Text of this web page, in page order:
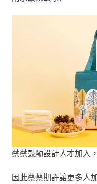
蔡蔡鼓勵設計人才加入
因此蔡蔡期許讓更多人